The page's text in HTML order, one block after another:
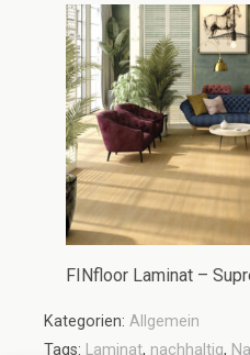
FINfloor Laminat –
Kategorien: Allgemein
Tags: Laminat, nachhaltig,